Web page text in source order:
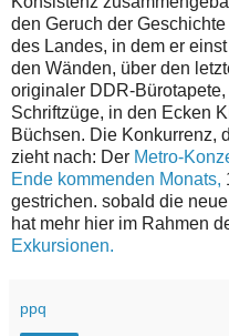
den Geruch der
des Landes, in dem er
den Wänden, über den
originaler DDR-
Schriftzüge, in den Ecken
Büchsen. Die Konkurrenz,
zieht nach: Der Metro-
Ende kommenden Monats,
gestrichen. sobald die
hat mehr hier im Rahmen
Exkursionen.
ppq